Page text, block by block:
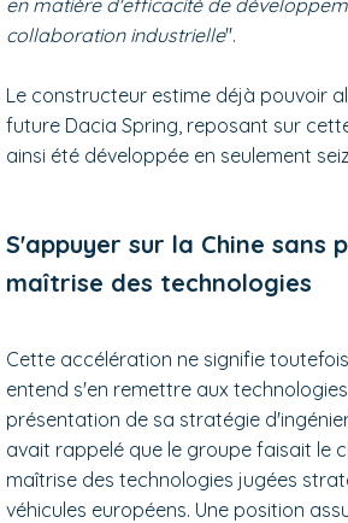
collaboration industrielle".
Le constructeur estime déjà pouvoir
future Dacia Spring, reposant sur
ainsi été développée en seulement
S'appuyer sur la Chine sans
maîtrise des technologies
Cette accélération ne signifie
entend s'en remettre aux
présentation de sa stratégie
avait rappelé que le groupe faisait le
maîtrise des technologies jugées
véhicules européens. Une position